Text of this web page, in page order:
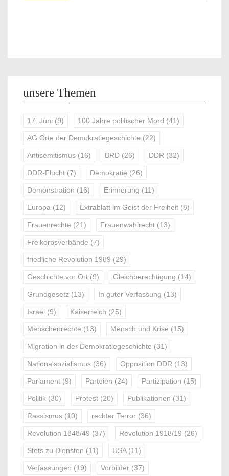
unsere Themen
17. Juni (9) 100 Jahre politischer Mord (41)
AG Orte der Demokratiegeschichte (22)
Antisemitismus (16) BRD (26) DDR (32)
DDR-Flucht (7) Demokratie (26)
Demonstration (16) Erinnerung (11)
Europa (12) Extrablatt im Geist der Freiheit (8)
Frauenrechte (21) Frauenwahlrecht (13)
Freikorpsverbände (7)
friedliche Revolution 1989 (29)
Geschichte vor Ort (9) Gleichberechtigung (14)
Grundgesetz (13) In guter Verfassung (13)
Israel (9) Kaiserreich (25)
Menschenrechte (13) Mensch und Krise (15)
Migration in der Demokratiegeschichte (31)
Nationalsozialismus (36) Opposition DDR (13)
Parlament (9) Parteien (24) Partizipation (15)
Politik (30) Protest (20) Publikationen (31)
Rassismus (10) rechter Terror (36)
Revolution 1848/49 (37) Revolution 1918/19 (26)
Stets zu Diensten (11) USA(11)
Verfassungen (19) Vorbilder (37)